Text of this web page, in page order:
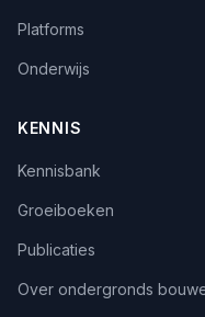
Platforms
Onderwijs
KENNIS
Kennisbank
Groeiboeken
Publicaties
Over ondergronds